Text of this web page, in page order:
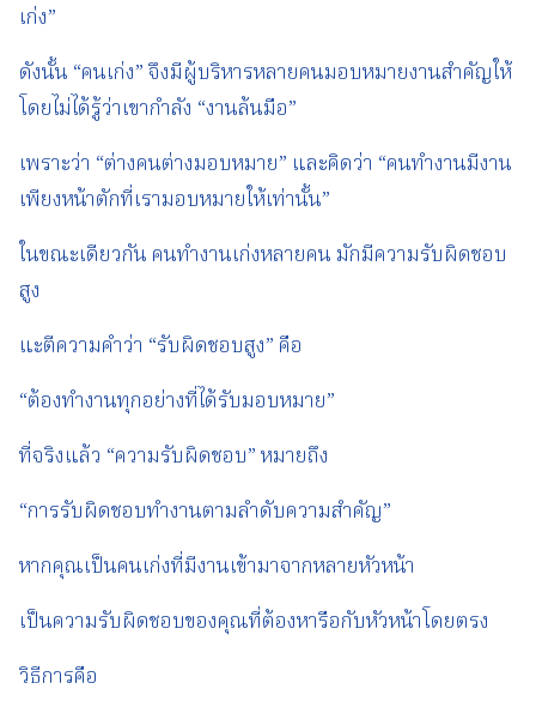
เก่ง”
ดังนั้น “คนเก่ง” จึงมีผู้บริหารหลายคนมอบหมายงานสำคัญให้
โดยไม่ได้รู้ว่าเขากำลัง “งานล้นมือ”
เพราะว่า “ต่างคนต่างมอบหมาย” และคิดว่า “คนทำงานมีงาน
เพียงหน้าตักที่เรามอบหมายให้เท่านั้น”
ในขณะเดียวกัน คนทำงานเก่งหลายคน มักมีความรับผิดชอบ
สูง
แะตีความคำว่า “รับผิดชอบสูง” คือ
“ต้องทำงานทุกอย่างที่ได้รับมอบหมาย”
ที่จริงแล้ว “ความรับผิดชอบ” หมายถึง
“การรับผิดชอบทำงานตามลำดับความสำคัญ”
หากคุณเป็นคนเก่งที่มีงานเข้ามาจากหลายหัวหน้า
เป็นความรับผิดชอบของคุณที่ต้องหารือกับหัวหน้าโดยตรง
วิธีการคือ